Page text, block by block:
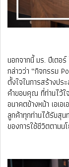
นอกจากนี้ มร. ปีเตอ
กล่าวว่า “กิจกรรม
ตั้งใจในการสร้างปร
คำขอบคุณ ที่ท่านไว้ใ
อนาคตข้างหน้า เอเอ
ลูกค้าทุกท่านได้รับสุ
ของการใช้ชีวิตตามน